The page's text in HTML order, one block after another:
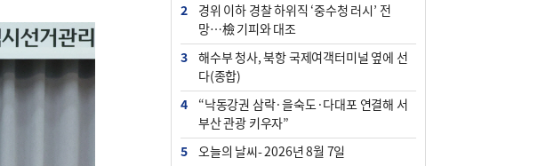
2
경위 이하 경찰 하위직 ‘중수청 러시’ 전
망…檢 기피와 대조
3
해수부 청사, 북항 국제여객터미널 옆에 선
다(종합)
4
“낙동강권 삼락·을숙도·다대포 연결해 서
부산 관광 키우자”
5
오늘의 날씨- 2026년 8월 7일